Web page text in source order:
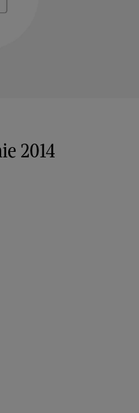
2014